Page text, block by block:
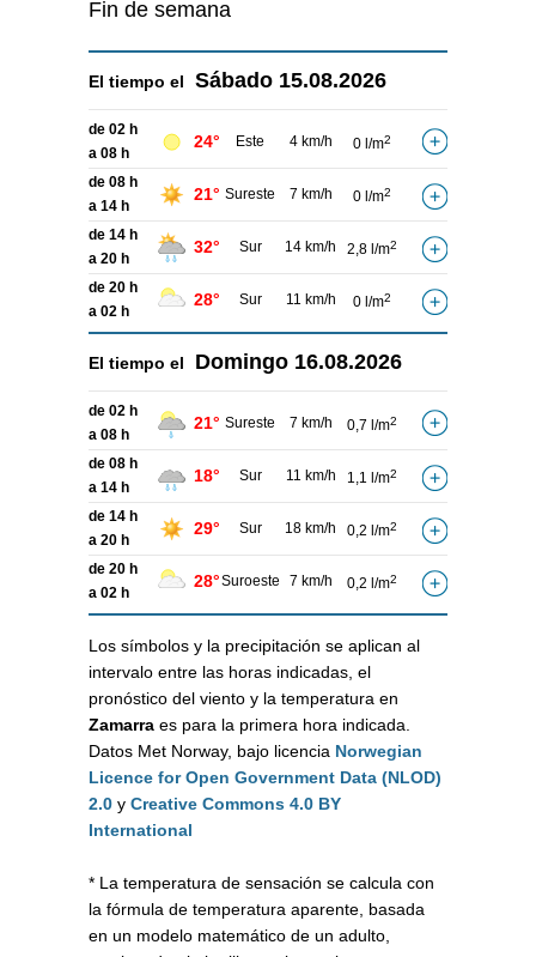
Fin de semana
El tiempo el Sábado 15.08.2026
de 02 h
a 08 h
24° Este 4 km/h 0 l/m2
de 08 h
a 14 h
21° Sureste 7 km/h 0 l/m2
de 14 h
a 20 h
32° Sur 14 km/h 2,8 l/m2
de 20 h
a 02 h
28° Sur 11 km/h 0 l/m2
El tiempo el Domingo 16.08.2026
de 02 h
a 08 h
21° Sureste 7 km/h 0,7 l/m2
de 08 h
a 14 h
18° Sur 11 km/h 1,1 l/m2
de 14 h
a 20 h
29° Sur 18 km/h 0,2 l/m2
de 20 h
a 02 h
28°Suroeste 7 km/h 0,2 l/m2
Los símbolos y la precipitación se aplican al
intervalo entre las horas indicadas, el
pronóstico del viento y la temperatura en
Zamarra es para la primera hora indicada.
Datos Met Norway, bajo licencia Norwegian
Licence for Open Government Data (NLOD)
2.0 y Creative Commons 4.0 BY
International
* La temperatura de sensación se calcula con
la fórmula de temperatura aparente, basada
en un modelo matemático de un adulto,